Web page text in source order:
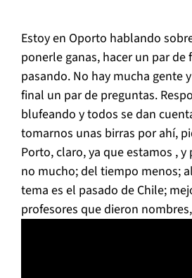
Estoy en Oporto hablando
ponerle ganas, hacer un par
pasando. No hay mucha gente
final un par de preguntas.
blufeando y todos se dan
tomarnos unas birras por ahí,
Porto, claro, ya que estamos ,
no mucho; del tiempo menos;
tema es el pasado de Chile;
profesores que dieron